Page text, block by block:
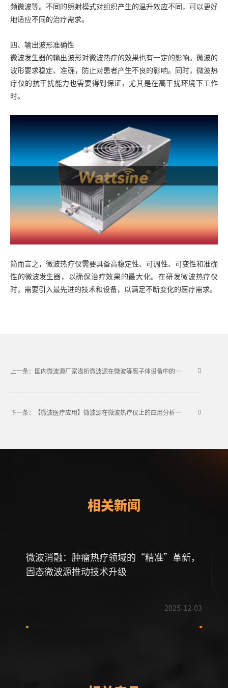
频微波等。不同的照射模式对组织产生的温升效应不同，可以更好
地适应不同的治疗需求。
四、输出波形准确性
微波发生器的输出波形对微波热疗的效果也有一定的影响。微波的
波形要求稳定、准确，防止对患者产生不良的影响。同时，微波热
疗仪的抗干扰能力也需要得到保证，尤其是在高干扰环境下工作
时。
简而言之，微波热疗仪需要具备高稳定性、可调性、可变性和准确
性的微波发生器，以确保治疗效果的最大化。在研发微波热疗仪
时，需要引入最先进的技术和设备，以满足不断变化的医疗需求。
上一条：国内微波源厂家浅析微波源在微波等离子体设备中的应用
下一条：【微波医疗应用】微波源在微波热疗仪上的应用分析和探讨
相关新闻
微波消融：肿瘤热疗领域的“精准”革新，
固态微波源推动技术升级
2025-12-03